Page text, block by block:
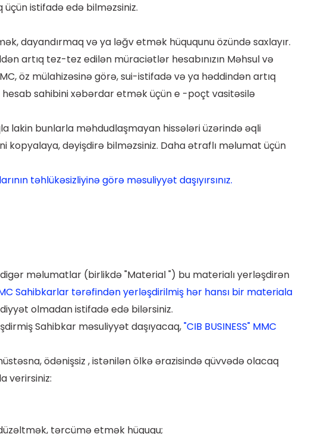
istifadə edə bilməzsiniz.
dayandırmaq və ya ləğv etmək hüququnu özündə saxlayır.
artıq tez-tez edilən müraciətlər hesabınızın Məhsul və
öz mülahizəsinə görə, sui-istifadə və ya həddindən artıq
hesab sahibini xəbərdar etmək üçün e -poçt vasitəsilə
lakin bunlarla məhdudlaşmayan hissələri üzərində əqli
kopyalaya, dəyişdirə bilməzsiniz. Daha ətraflı məlumat üçün
təhlükəsizliyinə görə məsuliyyət daşıyırsınız.
digər məlumatlar (birlikdə "Material ") bu materialı yerləşdirən
Sahibkarlar tərəfindən yerləşdirilmiş hər hansı bir materiala
olmadan istifadə edə bilərsiniz.
Sahibkar məsuliyyət daşıyacaq,"CIB BUSINESS" MMC
ödənişsiz , istənilən ölkə ərazisində qüvvədə olacaq
verirsiniz:
tərcümə etmək hüququ;